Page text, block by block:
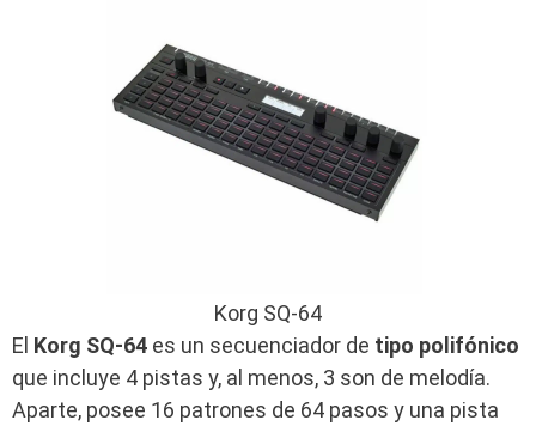
Korg SQ-64
El Korg SQ-64 es un secuenciador de tipo polifónico
que incluye 4 pistas y, al menos, 3 son de melodía.
Aparte, posee 16 patrones de 64 pasos y una pista